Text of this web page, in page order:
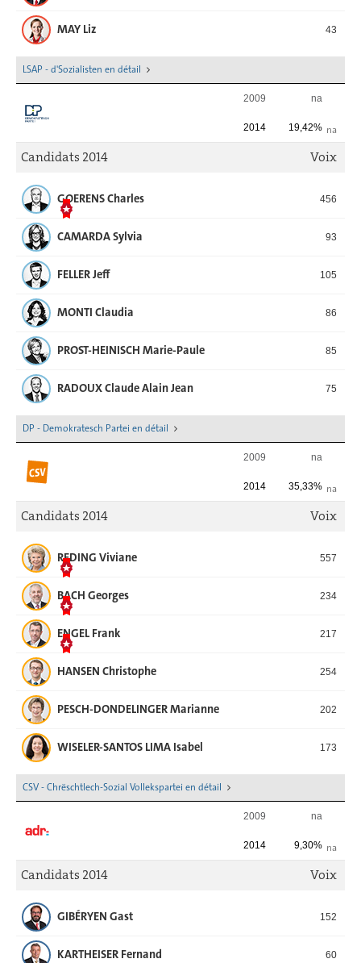
MAY Liz 43
LSAP - d'Sozialisten en détail
2009 na
na
2014 19,42%
Candidats 2014 Voix
GOERENS Charles 456
CAMARDA Sylvia 93
FELLER Jeff 105
MONTI Claudia 86
PROST-HEINISCH Marie-Paule 85
RADOUX Claude Alain Jean 75
DP - Demokratesch Partei en détail
2009 na
na
2014 35,33%
Candidats 2014 Voix
REDING Viviane 557
BACH Georges 234
ENGEL Frank 217
HANSEN Christophe 254
PESCH-DONDELINGER Marianne 202
WISELER-SANTOS LIMA Isabel 173
CSV - Chrëschtlech-Sozial Vollekspartei en détail
2009 na
na
2014 9,30%
Candidats 2014 Voix
GIBÉRYEN Gast 152
KARTHEISER Fernand 60